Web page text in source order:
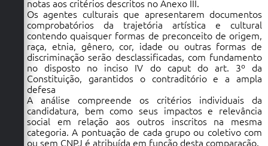
notas aos critérios descritos no Anexo III.
Os agentes culturais que apresentarem documentos
comprobatórios da trajetória artística e cultural
contendo quaisquer formas de preconceito de origem,
raça, etnia, gênero, cor, idade ou outras formas de
discriminação serão desclassificadas, com fundamento
no disposto no inciso IV do caput do art. 3º da
Constituição, garantidos o contraditório e a ampla
defesa
A análise compreende os critérios individuais da
candidatura, bem como seus impactos e relevância
social em relação aos outros inscritos na mesma
categoria. A pontuação de cada grupo ou coletivo com
ou sem CNPJ é atribuída em função desta comparação.